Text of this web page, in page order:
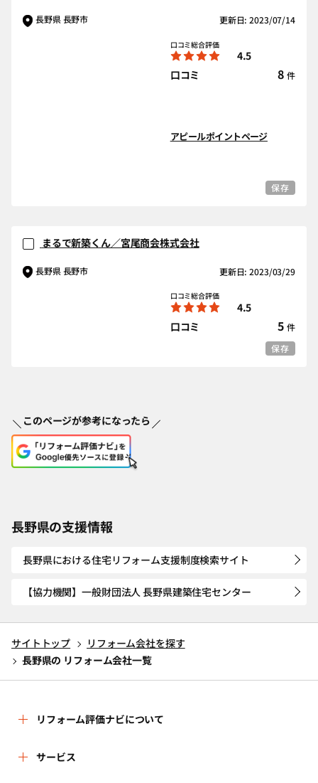
長野県 長野市 更新日: 2023/07/14
口コミ総合評価
4.5
口コミ
8 件
アピールポイントページ
保存
まるで新築くん／宮尾商会株式会社
長野県 長野市 更新日: 2023/03/29
口コミ総合評価
4.5
口コミ
5 件
保存
このページが参考になったら
長野県の支援情報
長野県における住宅リフォーム支援制度検索サイト
【協力機関】一般財団法人 長野県建築住宅センター
サイトトップ
リフォーム会社を探す
長野県の リフォーム会社一覧
リフォーム評価ナビについて
リフォーム評価ナビとは
サービス